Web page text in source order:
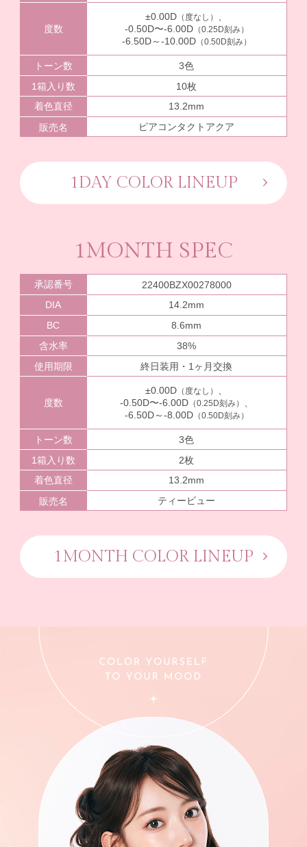
度数
±0.00D （度なし） 、
-0.50D〜-6.00D（0.25D刻み）
-6.50D～-10.00D（0.50D刻み）
トーン数
3色
1箱入り数
10枚
着色直径
13.2mm
販売名
ピアコンタクトアクア
1DAY COLOR LINEUP
1MONTH SPEC
承認番号
22400BZX00278000
DIA
14.2mm
BC
8.6mm
含水率
38%
使用期限
終日装用・1ヶ月交換
度数
±0.00D （度なし） 、
-0.50D〜-6.00D（0.25D刻み） 、
-6.50D～-8.00D（0.50D刻み）
トーン数
3色
1箱入り数
2枚
着色直径
13.2mm
販売名
ティービュー
1MONTH COLOR LINEUP